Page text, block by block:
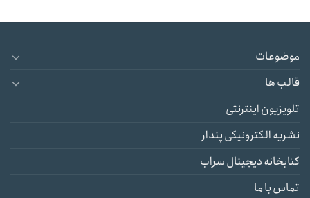
موضوعات
قالب ها
تلویزیون اینترنتی
نشریه الکترونیکی پندار
کتابخانه دیجیتال سراب
تماس با ما